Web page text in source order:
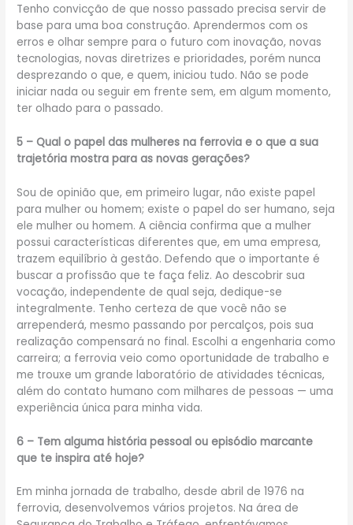
Tenho convicção de que nosso passado precisa servir de
base para uma boa construção. Aprendermos com os
erros e olhar sempre para o futuro com inovação, novas
tecnologias, novas diretrizes e prioridades, porém nunca
desprezando o que, e quem, iniciou tudo. Não se pode
iniciar nada ou seguir em frente sem, em algum momento,
ter olhado para o passado.
5 – Qual o papel das mulheres na ferrovia e o que a sua
trajetória mostra para as novas gerações?
Sou de opinião que, em primeiro lugar, não existe papel
para mulher ou homem; existe o papel do ser humano, seja
ele mulher ou homem. A ciência confirma que a mulher
possui características diferentes que, em uma empresa,
trazem equilíbrio à gestão. Defendo que o importante é
buscar a profissão que te faça feliz. Ao descobrir sua
vocação, independente de qual seja, dedique-se
integralmente. Tenho certeza de que você não se
arrependerá, mesmo passando por percalços, pois sua
realização compensará no final. Escolhi a engenharia como
carreira; a ferrovia veio como oportunidade de trabalho e
me trouxe um grande laboratório de atividades técnicas,
além do contato humano com milhares de pessoas — uma
experiência única para minha vida.
6 – Tem alguma história pessoal ou episódio marcante
que te inspira até hoje?
Em minha jornada de trabalho, desde abril de 1976 na
ferrovia, desenvolvemos vários projetos. Na área de